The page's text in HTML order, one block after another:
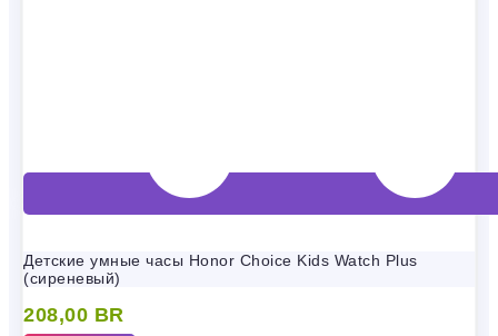
Детские умные часы Honor Choice Kids Watch Plus
(сиреневый)
208,00 BR